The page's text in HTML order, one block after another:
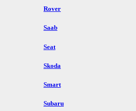
Rover
Saab
Seat
Skoda
Smart
Subaru